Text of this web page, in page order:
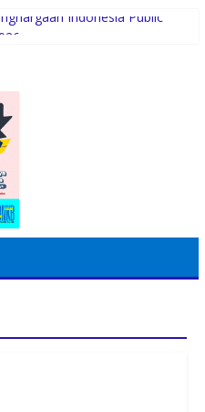
Indonesia Public
Polres Tanjung Balai Gelar
dengan UI Gelar PKPA
Inspire Artistry Hadirkan
dan Penganiayaan
Madina Apresiasi Polsek